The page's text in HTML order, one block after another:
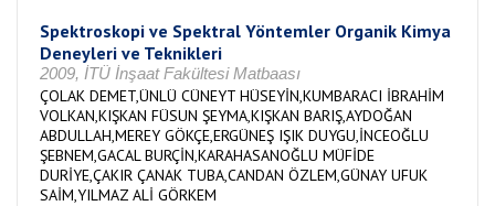
Spektroskopi ve Spektral Yöntemler Organik Kimya
Deneyleri ve Teknikleri
2009, İTÜ İnşaat Fakültesi Matbaası
ÇOLAK DEMET,ÜNLÜ CÜNEYT HÜSEYİN,KUMBARACI İBRAHİM
VOLKAN,KIŞKAN FÜSUN ŞEYMA,KIŞKAN BARIŞ,AYDOĞAN
ABDULLAH,MEREY GÖKÇE,ERGÜNEŞ IŞIK DUYGU,İNCEOĞLU
ŞEBNEM,GACAL BURÇİN,KARAHASANOĞLU MÜFİDE
DURİYE,ÇAKIR ÇANAK TUBA,CANDAN ÖZLEM,GÜNAY UFUK
SAİM,YILMAZ ALİ GÖRKEM